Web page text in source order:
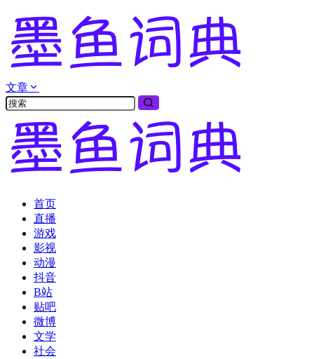
文章
首页
直播
游戏
影视
动漫
抖音
B站
贴吧
微博
文学
社会